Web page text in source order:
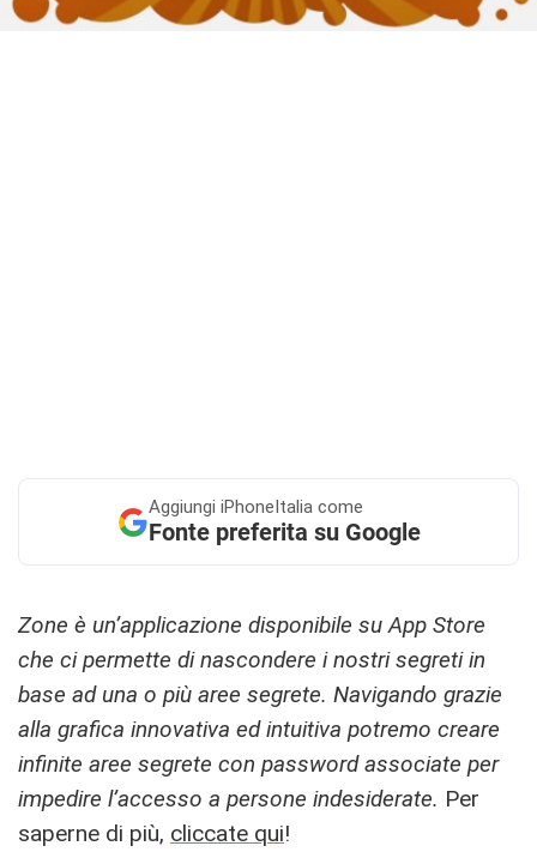
Aggiungi iPhoneItalia come
Fonte preferita su Google
Zone è un’applicazione disponibile su App Store
che ci permette di nascondere i nostri segreti in
base ad una o più aree segrete. Navigando grazie
alla grafica innovativa ed intuitiva potremo creare
infinite aree segrete con password associate per
impedire l’accesso a persone indesiderate. Per
saperne di più, cliccate qui!